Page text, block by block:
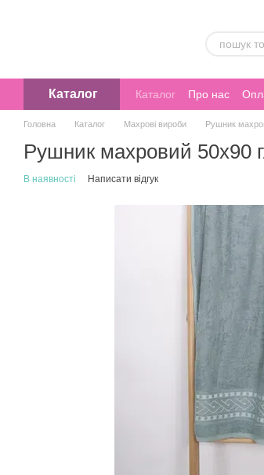
Каталог Каталог Про нас
Головна Каталог Махрові вироби Рушник
Рушник махровий 50х90
В наявності Написати відгук